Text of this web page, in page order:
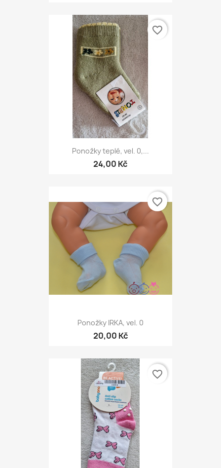
Ponožky teplé, vel. 0,...
24,00 Kč
favorite_border
Ponožky IRKA, vel. 0
20,00 Kč
favorite_border
favorite_border